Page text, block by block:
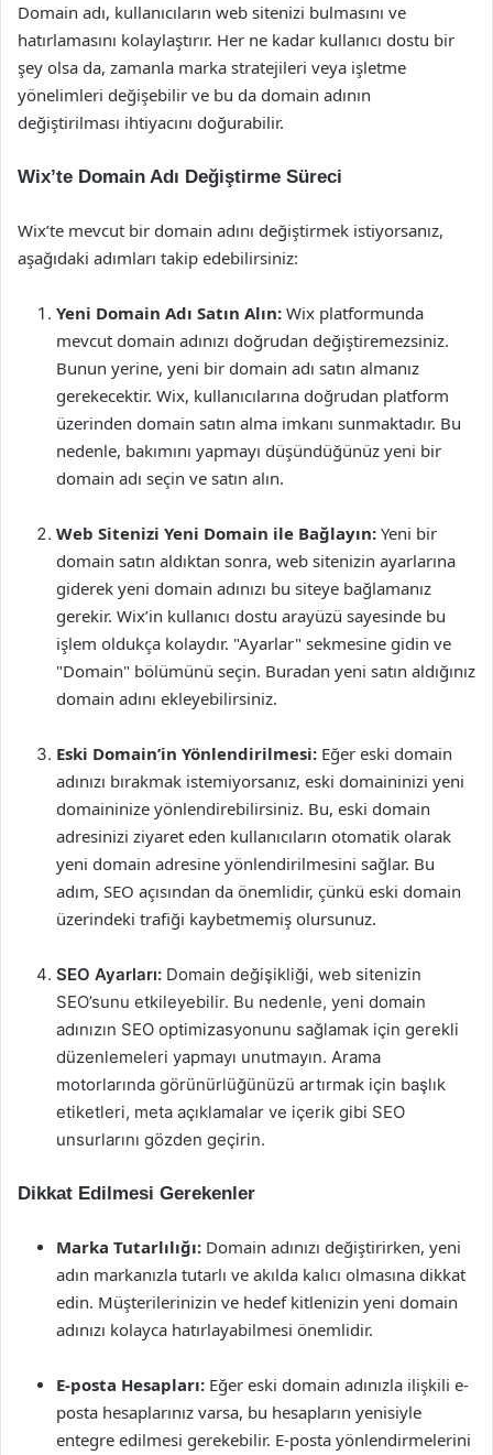
Domain adı, kullanıcıların web sitenizi bulmasını ve
hatırlamasını kolaylaştırır. Her ne kadar kullanıcı dostu bir
şey olsa da, zamanla marka stratejileri veya işletme
yönelimleri değişebilir ve bu da domain adının
değiştirilması ihtiyacını doğurabilir.
Wix’te Domain Adı Değiştirme Süreci
Wix’te mevcut bir domain adını değiştirmek istiyorsanız,
aşağıdaki adımları takip edebilirsiniz:
Yeni Domain Adı Satın Alın: Wix platformunda
mevcut domain adınızı doğrudan değiştiremezsiniz.
Bunun yerine, yeni bir domain adı satın almanız
gerekecektir. Wix, kullanıcılarına doğrudan platform
üzerinden domain satın alma imkanı sunmaktadır. Bu
nedenle, bakımını yapmayı düşündüğünüz yeni bir
domain adı seçin ve satın alın.
Web Sitenizi Yeni Domain ile Bağlayın: Yeni bir
domain satın aldıktan sonra, web sitenizin ayarlarına
giderek yeni domain adınızı bu siteye bağlamanız
gerekir. Wix’in kullanıcı dostu arayüzü sayesinde bu
işlem oldukça kolaydır. "Ayarlar" sekmesine gidin ve
"Domain" bölümünü seçin. Buradan yeni satın aldığınız
domain adını ekleyebilirsiniz.
Eski Domain’in Yönlendirilmesi: Eğer eski domain
adınızı bırakmak istemiyorsanız, eski domaininizi yeni
domaininize yönlendirebilirsiniz. Bu, eski domain
adresinizi ziyaret eden kullanıcıların otomatik olarak
yeni domain adresine yönlendirilmesini sağlar. Bu
adım, SEO açısından da önemlidir, çünkü eski domain
üzerindeki trafiği kaybetmemiş olursunuz.
SEO Ayarları: Domain değişikliği, web sitenizin
SEO’sunu etkileyebilir. Bu nedenle, yeni domain
adınızın SEO optimizasyonunu sağlamak için gerekli
düzenlemeleri yapmayı unutmayın. Arama
motorlarında görünürlüğünüzü artırmak için başlık
etiketleri, meta açıklamalar ve içerik gibi SEO
unsurlarını gözden geçirin.
Dikkat Edilmesi Gerekenler
Marka Tutarlılığı: Domain adınızı değiştirirken, yeni
adın markanızla tutarlı ve akılda kalıcı olmasına dikkat
edin. Müşterilerinizin ve hedef kitlenizin yeni domain
adınızı kolayca hatırlayabilmesi önemlidir.
E-posta Hesapları: Eğer eski domain adınızla ilişkili e-
posta hesaplarınız varsa, bu hesapların yenisiyle
entegre edilmesi gerekebilir. E-posta yönlendirmelerini